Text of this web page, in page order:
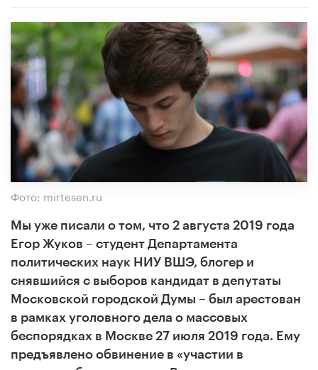
Фото: mirtesen.ru
Мы уже писали о том, что 2 августа 2019 года
Егор Жуков – студент Департамента
политических наук НИУ ВШЭ, блогер и
снявшийся с выборов кандидат в депутаты
Московской городской Думы – был арестован
в рамках уголовного дела о массовых
беспорядках в Москве 27 июля 2019 года. Ему
предъявлено обвинение в «участии в